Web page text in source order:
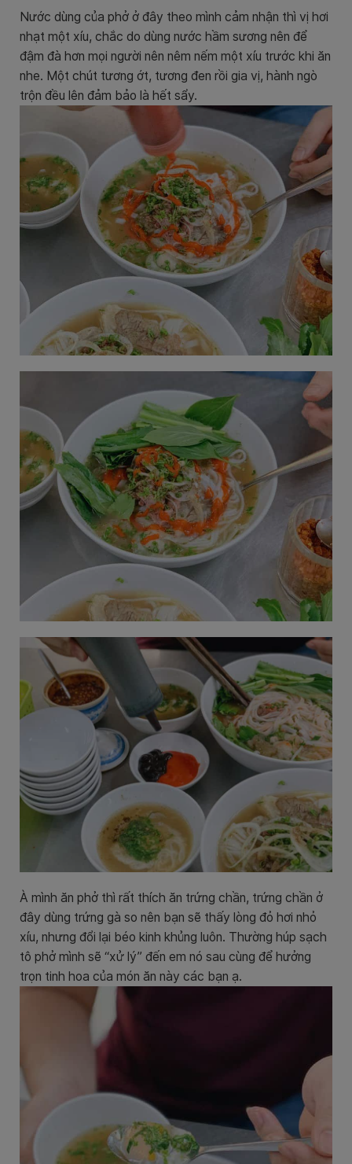
Nước dùng của phở ở đây theo mình cảm nhận thì vị hơi
nhạt một xíu, chắc do dùng nước hầm sương nên để
đậm đà hơn mọi người nên nêm nếm một xíu trước khi ăn
nhe. Một chút tương ớt, tương đen rồi gia vị, hành ngò
trộn đều lên đảm bảo là hết sẩy.
À mình ăn phở thì rất thích ăn trứng chần, trứng chần ở
đây dùng trứng gà so nên bạn sẽ thấy lòng đỏ hơi nhỏ
xíu, nhưng đổi lại béo kinh khủng luôn. Thường húp sạch
tô phở mình sẽ “xử lý” đến em nó sau cùng để hưởng
trọn tinh hoa của món ăn này các bạn ạ.